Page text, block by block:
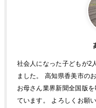
社会人になった子どもが2
ました。 高知県香美市の
お母さん業界新聞全国版
ています。 よろしくお願